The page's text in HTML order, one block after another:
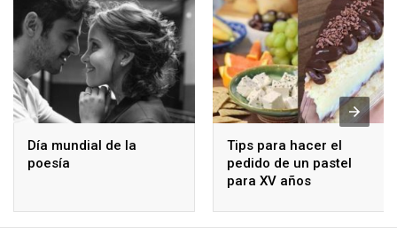
Día mundial de la
poesía
Tips para hacer el
pedido de un pastel
para XV años